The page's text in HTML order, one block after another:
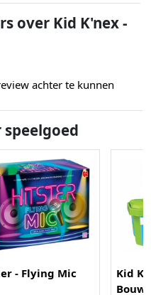
over Kid K'nex -
achter te kunnen
- Flying Mic
Kid